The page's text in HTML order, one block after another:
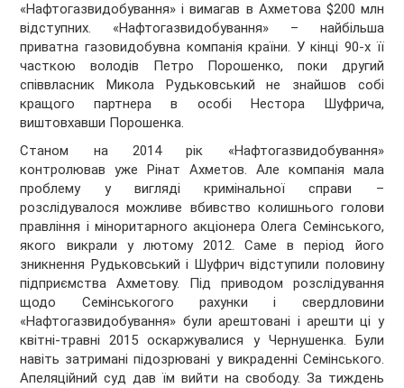
«Нафтогазвидобування» і вимагав в Ахметова $200 млн
відступних. «Нафтогазвидобування» – найбільша
приватна газовидобувна компанія країни. У кінці 90-х її
часткою володів Петро Порошенко, поки другий
співвласник Микола Рудьковський не знайшов собі
кращого партнера в особі Нестора Шуфрича,
виштовхавши Порошенка.
Станом на 2014 рік «Нафтогазвидобування»
контролював уже Рінат Ахметов. Але компанія мала
проблему у вигляді кримінальної справи –
розслідувалося можливе вбивство колишнього голови
правління і міноритарного акціонера Олега Семінського,
якого викрали у лютому 2012. Саме в період його
зникнення Рудьковський і Шуфрич відступили половину
підприємства Ахметову. Під приводом розслідування
щодо Семінськогого рахунки і свердловини
«Нафтогазвидобування» були арештовані і арешти ці у
квітні-травні 2015 оскаржувалися у Чернушенка. Були
навіть затримані підозрювані у викраденні Семінського.
Апеляційний суд дав їм вийти на свободу. За тиждень